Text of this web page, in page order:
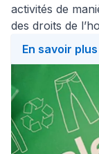
activités de
des droits de
En savoir plus